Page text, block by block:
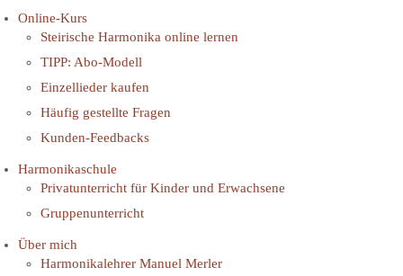
Online-Kurs
Steirische Harmonika online lernen
TIPP: Abo-Modell
Einzellieder kaufen
Häufig gestellte Fragen
Kunden-Feedbacks
Harmonikaschule
Privatunterricht für Kinder und Erwachsene
Gruppenunterricht
Über mich
Harmonikalehrer Manuel Merler